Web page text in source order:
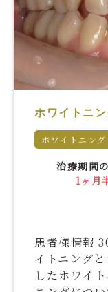
ホワイトニン
ホワイトニング
治療期間
1ヶ月
患者様情報
イトニング
したホワイ